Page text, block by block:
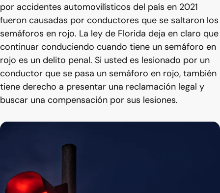
por accidentes automovilísticos del país en 2021
fueron causadas por conductores que se saltaron los
semáforos en rojo. La ley de Florida deja en claro que
continuar conduciendo cuando tiene un semáforo en
rojo es un delito penal. Si usted es lesionado por un
conductor que se pasa un semáforo en rojo, también
tiene derecho a presentar una reclamación legal y
buscar una compensación por sus lesiones.